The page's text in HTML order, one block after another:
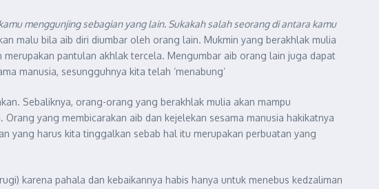
menggunjing sebagian yang lain. Sukakah salah seorang di antara kamu
malu bila aib diri diumbar oleh orang lain. Mukmin yang berakhlak mulia
pantulan akhlak tercela. Mengumbar aib orang lain juga dapat
manusia, sesungguhnya kita telah ‘menabung’
Sebaliknya, orang-orang yang berakhlak mulia akan mampu
yang membicarakan aib dan kejelekan sesama manusia hakikatnya
yang harus kita tinggalkan sebab hal itu merupakan perbuatan yang
karena pahala dan kebaikannya habis hanya untuk menebus kedzaliman